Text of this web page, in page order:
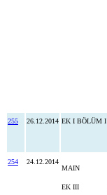
255
26.12.2014 EK I BÖLÜM I
254
24.12.2014
MAIN
EK III